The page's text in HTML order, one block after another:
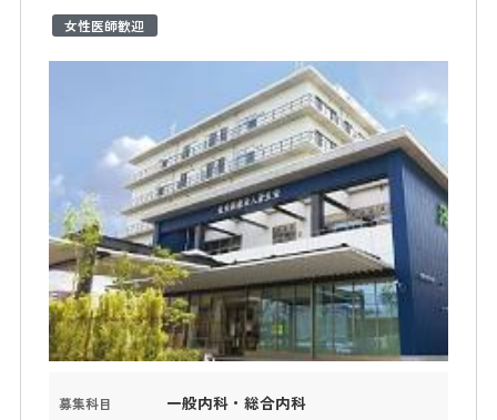
女性医師歓迎
募集科目 一般内科・総合内科